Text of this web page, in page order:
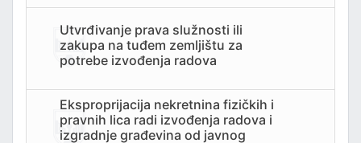
POSLOVE I KATASTAR NEKRETNINA
I URBANIZMA
I SAOBRAĆAJ
Utvrđivanje prava služnosti ili
zakupa na tuđem zemljištu za
potrebe izvođenja radova
Eksproprijacija nekretnina fizičkih i
pravnih lica radi izvođenja radova i
izgradnje građevina od javnog